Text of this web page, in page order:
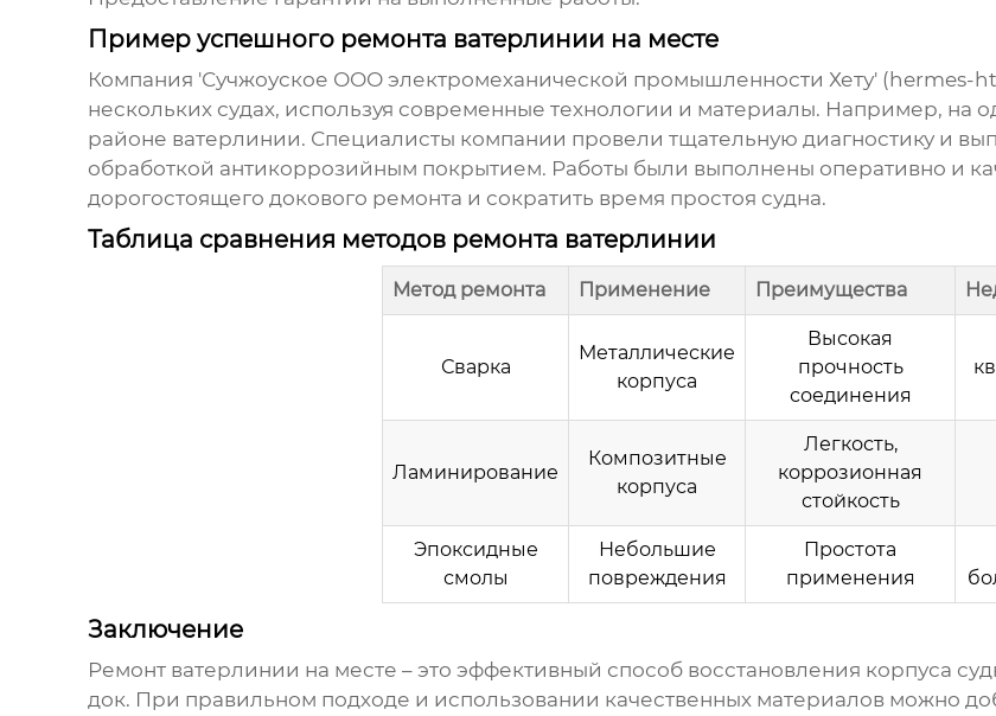
Пример успешного ремонта ватерлинии на месте
Компания 'Сучжоуское ООО электромеханической промышленности Хету' ( hermes-
нескольких судах, используя современные технологии и материалы. Например, на
районе ватерлинии. Специалисты компании провели тщательную диагностику и
обработкой антикоррозийным покрытием. Работы были выполнены оперативно и
дорогостоящего докового ремонта и сократить время простоя судна.
Таблица сравнения методов ремонта ватерлинии
Метод ремонта Применение Преимущества
Сварка
Металлические
корпуса
Высокая
прочность
соединения
Ламинирование
Композитные
корпуса
Легкость,
коррозионная
стойкость
Эпоксидные
смолы
Небольшие
повреждения
Простота
применения
Заключение
Ремонт ватерлинии на месте – это эффективный способ восстановления корпуса
док. При правильном подходе и использовании качественных материалов можно